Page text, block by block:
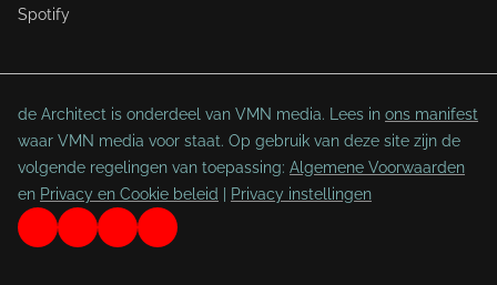
Spotify
de Architect is onderdeel van VMN media. Lees in ons manifest
waar VMN media voor staat. Op gebruik van deze site zijn de
volgende regelingen van toepassing: Algemene Voorwaarden
en Privacy en Cookie beleid Privacy instellingen